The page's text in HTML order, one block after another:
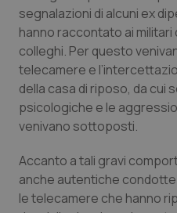
Friuli Venezia Giulia
Lazio
Liguria
Lombardia
Marche
Dermatite Atopica
Diabete &
Disturbi dell’umore
Dolore
Donna & Salute
segnalazioni di alcuni ex
hanno raccontato ai militari
colleghi. Per questo
telecamere e
della casa di riposo, da cui
psicologiche e le
venivano sottoposti.
Accanto a tali gravi
anche autentiche
le telecamere che hanno